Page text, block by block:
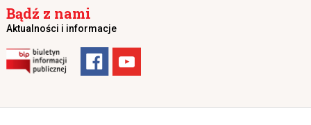
Bądź z nami
Aktualności i informacje